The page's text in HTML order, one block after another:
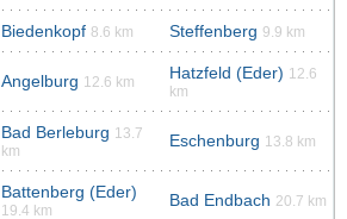
Biedenkopf 8.6 km Steffenberg 9.9 km
Angelburg 12.6 km Hatzfeld (Eder) 12.6
km
Bad Berleburg 13.7
km
Eschenburg 13.8 km
Battenberg (Eder)
19.4 km
Bad Endbach 20.7 km